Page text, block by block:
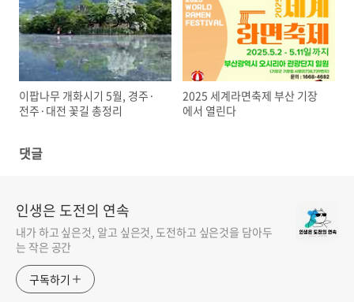
이팝나무 개화시기 5월, 경주·
전주·대전 꽃길 총정리
2025 세계라면축제 부산 기장
에서 열린다
댓글
인생은 도전의 연속
내가 하고 싶은것, 알고 싶은것, 도전하고 싶은것을 담아두
는 작은 공간
구독하기